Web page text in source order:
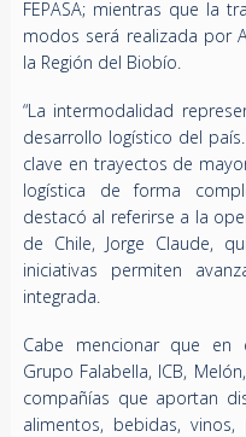
FEPASA; mientras que la
modos será realizada por
la Región del Biobío.
“La intermodalidad
desarrollo logístico del
clave en trayectos de
logística de forma
destacó al referirse a la
de Chile, Jorge Claude,
iniciativas permiten
integrada.
Cabe mencionar que en
Grupo Falabella, ICB,
compañías que aportan
alimentos, bebidas,